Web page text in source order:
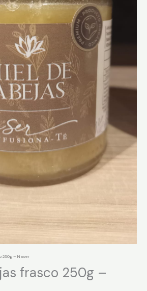
250g – Naser
frasco 250g –